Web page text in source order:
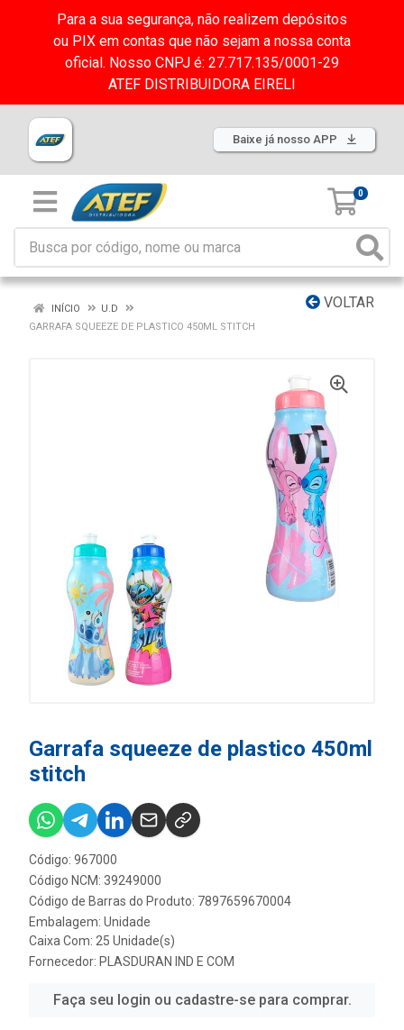
Para a sua segurança, não realizem depósitos
ou PIX em contas que não sejam a nossa conta
oficial. Nosso CNPJ é: 27.717.135/0001-29
ATEF DISTRIBUIDORA EIRELI
Baixe já nosso APP
0
VOLTAR
INÍCIO
U.D
GARRAFA SQUEEZE DE PLASTICO 450ML STITCH
Garrafa squeeze de plastico 450ml
stitch
Código: 967000
Código NCM: 39249000
Código de Barras do Produto: 7897659670004
Embalagem: Unidade
Caixa Com: 25 Unidade(s)
Fornecedor: PLASDURAN IND E COM
Faça seu login ou cadastre-se para comprar.